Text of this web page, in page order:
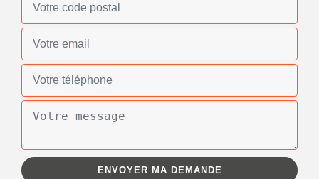
Réparation de toiture